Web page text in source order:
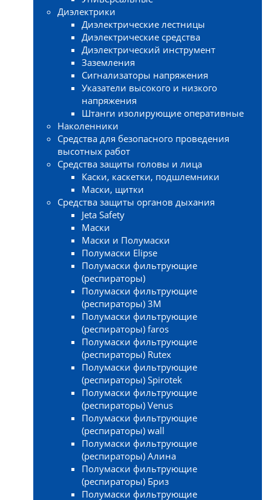
Диэлектрики
Диэлектрические лестницы
Диэлектрические средства
Диэлектрический инструмент
Заземления
Сигнализаторы напряжения
Указатели высокого и низкого
напряжения
Штанги изолирующие оперативные
Наколенники
Средства для безопасного проведения
высотных работ
Средства защиты головы и лица
Каски, каскетки, подшлемники
Маски, щитки
Средства защиты органов дыхания
Jeta Safety
Маски
Маски и Полумаски
Полумаски Elipse
Полумаски фильтрующие
(респираторы)
Полумаски фильтрующие
(респираторы) 3М
Полумаски фильтрующие
(респираторы) faros
Полумаски фильтрующие
(респираторы) Rutex
Полумаски фильтрующие
(респираторы) Spirotek
Полумаски фильтрующие
(респираторы) Venus
Полумаски фильтрующие
(респираторы) wall
Полумаски фильтрующие
(респираторы) Алина
Полумаски фильтрующие
(респираторы) Бриз
Полумаски фильтрующие